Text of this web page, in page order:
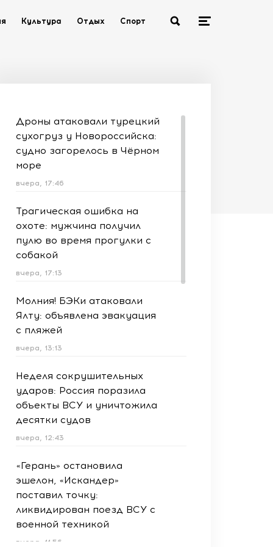
Культура Отдых Спорт
Дроны атаковали турецкий
сухогруз у Новороссийска:
судно загорелось в Чёрном
море
вчера, 17:46
Трагическая ошибка на
охоте: мужчина получил
пулю во время прогулки с
собакой
вчера, 17:13
Молния! БЭКи атаковали
Ялту: объявлена эвакуация
с пляжей
вчера, 13:13
Неделя сокрушительных
ударов: Россия поразила
объекты ВСУ и уничтожила
десятки судов
вчера, 12:43
«Герань» остановила
эшелон, «Искандер»
поставил точку:
ликвидирован поезд ВСУ с
военной техникой
вчера, 11:56